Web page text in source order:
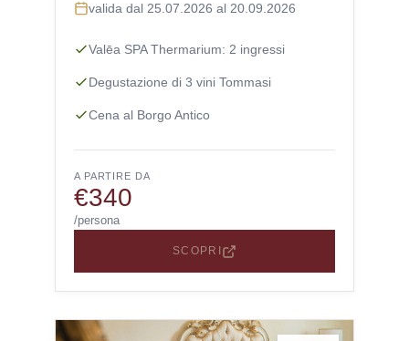
valida dal 25.07.2026 al 20.09.2026
Valēa SPA Thermarium: 2 ingressi
Degustazione di 3 vini Tommasi
Cena al Borgo Antico
A PARTIRE DA
€340
/persona
SCOPRI